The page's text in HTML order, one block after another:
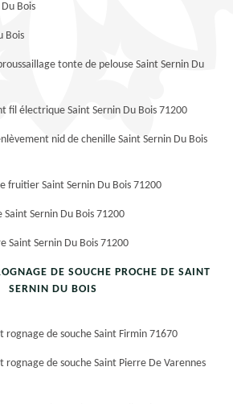
Bois
Bois
tonte de pelouse Saint Sernin Du
fil électrique Saint Sernin Du Bois 71200
nid de chenille Saint Sernin Du Bois
fruitier Saint Sernin Du Bois 71200
Sernin Du Bois 71200
Saint Sernin Du Bois 71200
DE SOUCHE PROCHE DE SAINT
SERNIN DU BOIS
rognage de souche Saint Firmin 71670
rognage de souche Saint Pierre De Varennes